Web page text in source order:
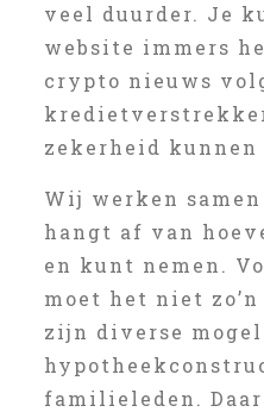
veel duurder. Je
website immers
crypto nieuws
zekerheid kunnen
Wij werken
hangt af van
en kunt nemen.
moet het niet
zijn diverse
familieleden.